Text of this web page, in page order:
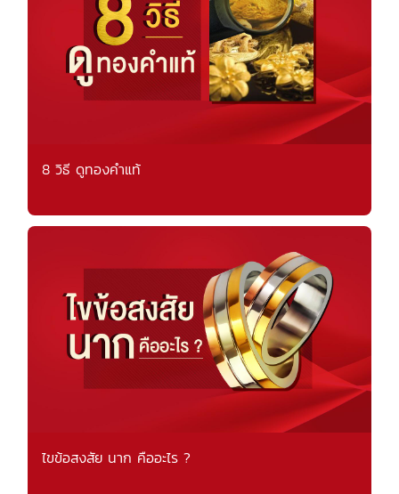
8 วิธี ดูทองคำแท้
ไขข้อสงสัย นาก คืออะไร ?